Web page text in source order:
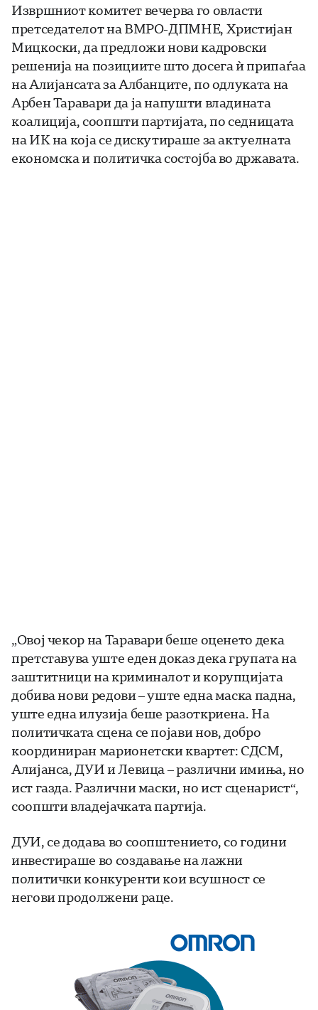
Извршниот комитет вечерва го овласти
претседателот на ВМРО-ДПМНЕ, Христијан
Мицкоски, да предложи нови кадровски
решенија на позициите што досега ѝ припаѓаа
на Алијансата за Албанците, по одлуката на
Арбен Таравари да ја напушти владината
коалиција, соопшти партијата, по седницата
на ИК на која се дискутираше за актуелната
економска и политичка состојба во државата.
„Овој чекор на Таравари беше оценето дека
претставува уште еден доказ дека групата на
заштитници на криминалот и корупцијата
добива нови редови – уште една маска падна,
уште една илузија беше разоткриена. На
политичката сцена се појави нов, добро
координиран марионетски квартет: СДСМ,
Алијанса, ДУИ и Левица – различни имиња, но
ист газда. Различни маски, но ист сценарист“,
соопшти владејачката партија.
ДУИ, се додава во соопштението, со години
инвестираше во создавање на лажни
политички конкуренти кои всушност се
негови продолжени раце.